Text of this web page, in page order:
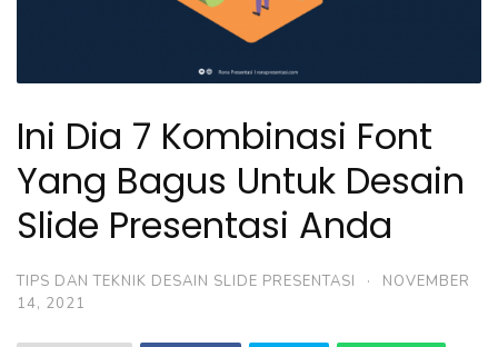
Ini Dia 7 Kombinasi Font
Yang Bagus Untuk Desain
Slide Presentasi Anda
TIPS DAN TEKNIK DESAIN SLIDE PRESENTASI ·
NOVEMBER
14, 2021